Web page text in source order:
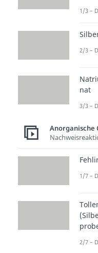
1/3 –
2/3 –
nat
3/3 –
Anorganische
1/7 –
2/7 –